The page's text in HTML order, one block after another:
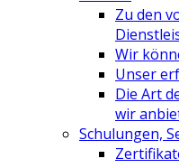
Zu den
Wir
Unser
Die Art
wir
Schulungen,